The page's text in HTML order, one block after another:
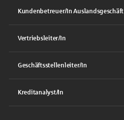
Kundenbetreuer/In Auslandsgeschäft
Vertriebsleiter/In
Geschäftsstellenleiter/In
Kreditanalyst/In